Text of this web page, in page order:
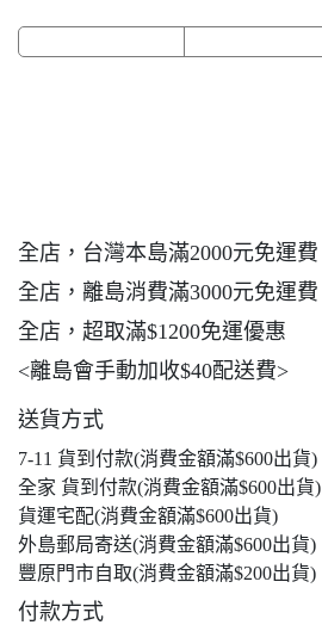
全店，台灣本島滿2000元免運費
全店，離島消費滿3000元免運費
全店，超取滿$1200免運優惠
<離島會手動加收$40配送費>
送貨方式
7-11 貨到付款(消費金額滿$600出貨)
全家 貨到付款(消費金額滿$600出貨)
貨運宅配(消費金額滿$600出貨)
外島郵局寄送(消費金額滿$600出貨)
豐原門市自取(消費金額滿$200出貨)
付款方式